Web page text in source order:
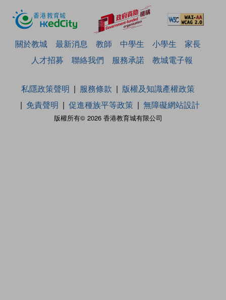
關於教城 最新消息 教師 中學生 小學生
家長
人才招募
聯絡我們 服務承諾 教城電子報
版權所有© 2026 香港教育城有限公司
私隱政策聲明 服務條款
版權及知識產權政策
免責聲明
促進種族平等政策 無障礙網站設計